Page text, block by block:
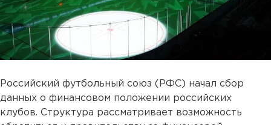
Российский футбольный союз (РФС) начал сбор
данных о финансовом положении российских
клубов. Структура рассматривает возможность